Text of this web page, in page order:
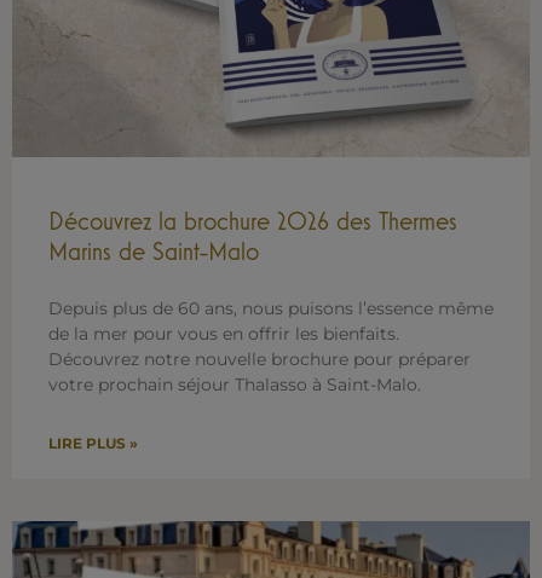
Découvrez la brochure 2026 des Thermes
Marins de Saint-Malo
Depuis plus de 60 ans, nous puisons l’essence même
de la mer pour vous en offrir les bienfaits.
Découvrez notre nouvelle brochure pour préparer
votre prochain séjour Thalasso à Saint-Malo.
LIRE PLUS »